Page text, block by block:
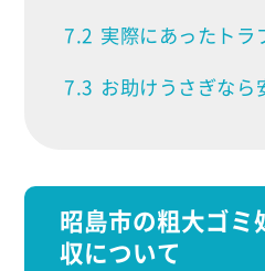
7.2 実際にあったトラ
7.3 お助けうさぎなら
昭島市の粗大ゴミ
収について